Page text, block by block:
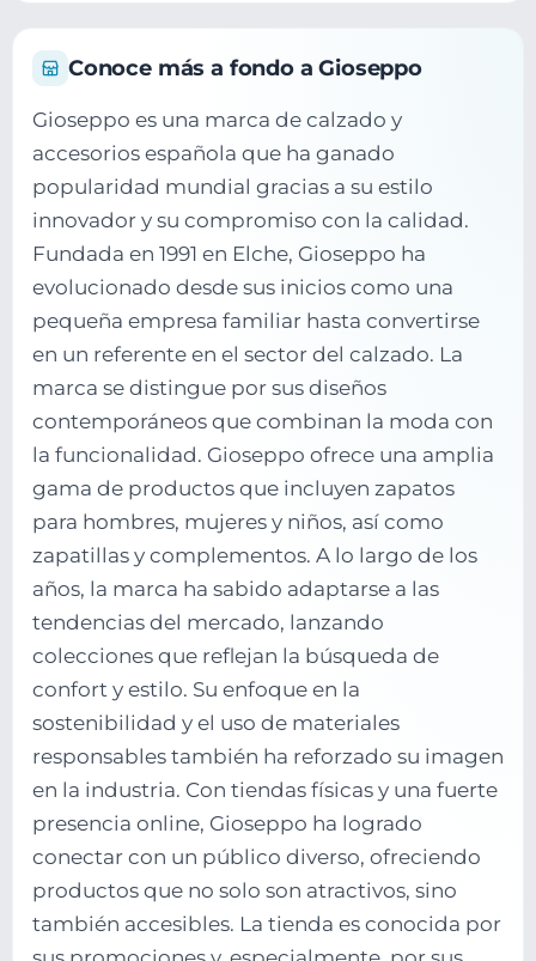
Conoce más a fondo a Gioseppo
Gioseppo es una marca de calzado y
accesorios española que ha ganado
popularidad mundial gracias a su estilo
innovador y su compromiso con la calidad.
Fundada en 1991 en Elche, Gioseppo ha
evolucionado desde sus inicios como una
pequeña empresa familiar hasta convertirse
en un referente en el sector del calzado. La
marca se distingue por sus diseños
contemporáneos que combinan la moda con
la funcionalidad. Gioseppo ofrece una amplia
gama de productos que incluyen zapatos
para hombres, mujeres y niños, así como
zapatillas y complementos. A lo largo de los
años, la marca ha sabido adaptarse a las
tendencias del mercado, lanzando
colecciones que reflejan la búsqueda de
confort y estilo. Su enfoque en la
sostenibilidad y el uso de materiales
responsables también ha reforzado su imagen
en la industria. Con tiendas físicas y una fuerte
presencia online, Gioseppo ha logrado
conectar con un público diverso, ofreciendo
productos que no solo son atractivos, sino
también accesibles. La tienda es conocida por